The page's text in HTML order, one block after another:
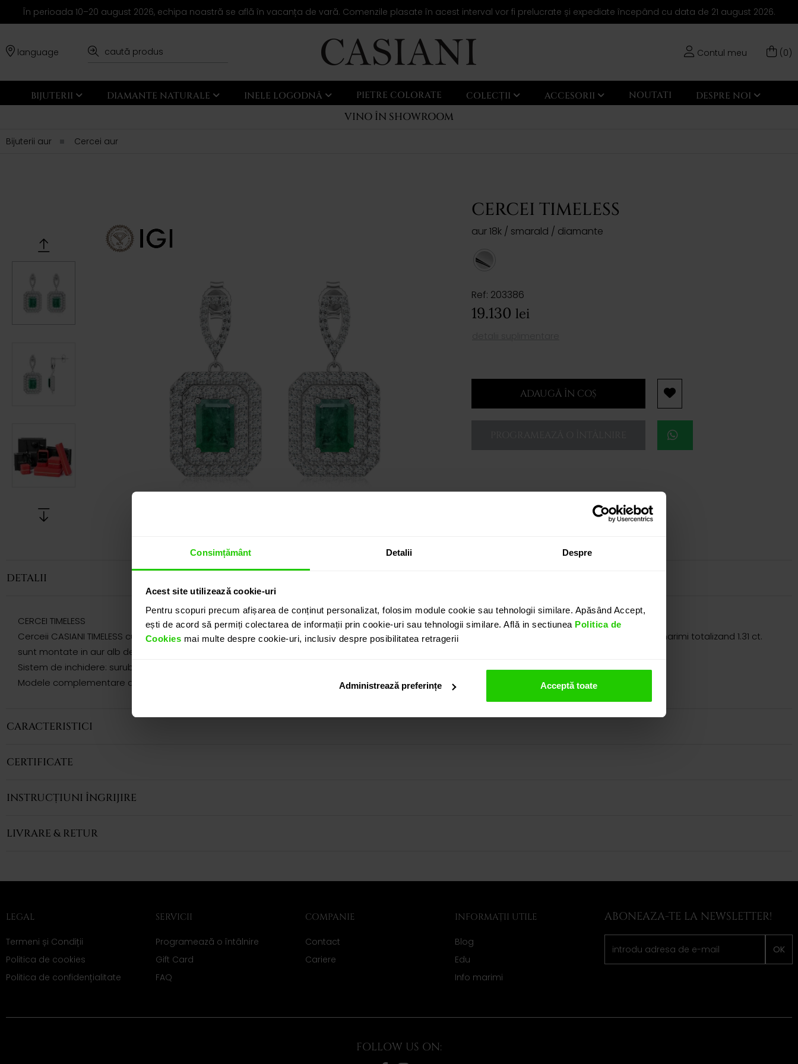
Consimțământ Detalii Despre
Acest site utilizează cookie-uri
Pentru scopuri precum afișarea de conținut personalizat, folosim module cookie sau tehnologii similare. Apăsând Accept,
ești de acord să permiți colectarea de informații prin cookie-uri sau tehnologii similare. Află in sectiunea Politica de
Cookies mai multe despre cookie-uri, inclusiv despre posibilitatea retragerii
Administrează preferințe Acceptă toate
În perioada 10–20 august 2026, echipa noastră se află în vacanța de vară. Comenzile plasate în acest interval vor fi prelucrate și expediate începând cu data de 21 august 2026.
language Contul meu (0)
BIJUTERII DIAMANTE NATURALE INELE LOGODNĂ PIETRE COLORATE COLECȚII ACCESORII NOUTATI DESPRE NOI
VINO ÎN SHOWROOM
Bijuterii aur Cercei aur
CERCEI TIMELESS
aur 18k / smarald / diamante
Ref: 203386
19.130 lei
ADAUGĂ ÎN COȘ
DETALII
CERCEI TIMELESS
Cerceii CASIANI TIMELESS cu Emerald si Diamante sunt o bijuterie eleganta si rafinata. Smaralde (1.51 ct) si diamante cu taietura rotunda de diverse marimi totalizand 1.31 ct.
sunt montate in aur alb de 18k.
Sistem de inchidere: surub.
Modele complementare acestui produs puteti regasi atat in colectia prezentata pe site cat si vizitand showroom-ul nostru.
CARACTERISTICI
CERTIFICATE
INSTRUCȚIUNI ÎNGRIJIRE
LIVRARE & RETUR
LEGAL
Termeni și Condiții
Politica de cookies
Politica de confidențialitate
SERVICII
Programează o întâlnire
Gift Card
FAQ
COMPANIE
Contact
Cariere
INFORMAȚII UTILE
Blog
Edu
Info marimi
ABONEAZA-TE LA NEWSLETTER!
OK
FOLLOW US ON: